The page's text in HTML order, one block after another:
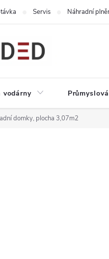
Servis Náhradní
vodárny
domky, plocha 3,07m2